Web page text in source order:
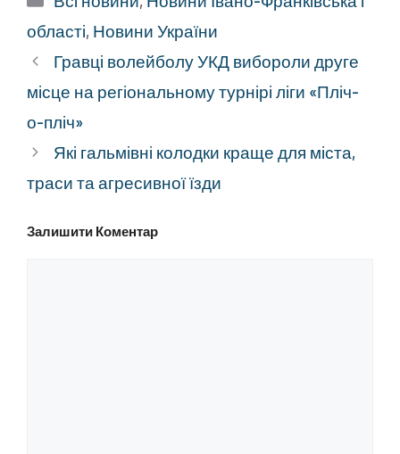
області, Новини України
Гравці волейболу УКД вибороли друге
місце на регіональному турнірі ліги «Пліч-
о-пліч»
Які гальмівні колодки краще для міста,
траси та агресивної їзди
Залишити Коментар